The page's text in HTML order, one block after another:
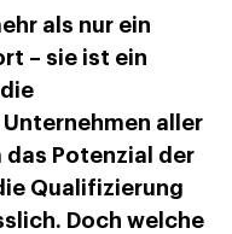
als nur ein
– sie ist ein
aller
das Potenzial der
Qualifizierung
Doch welche